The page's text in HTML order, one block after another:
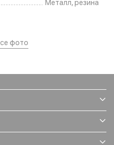
Металл, резина
фото